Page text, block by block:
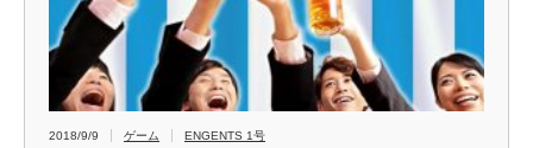
2018/9/9 ゲーム ENGENTS 1号